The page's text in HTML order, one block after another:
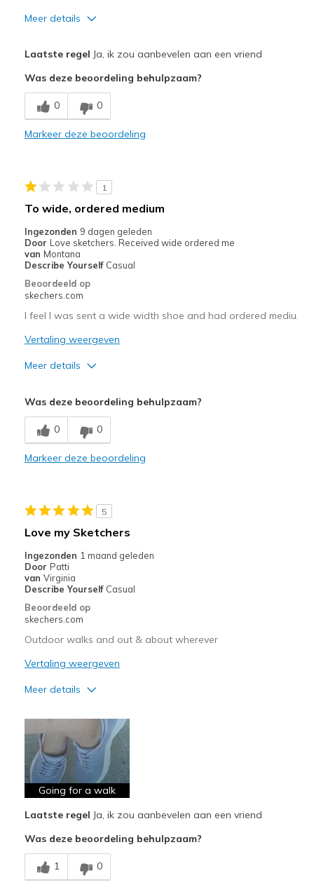
Meer details
Comfortable
Durable
Travel
Width
Feels true to width
Sizing
Feels half size too small
View On Shoes
I'm Into Shoes
Laatste regel Ja, ik zou aanbevelen aan een vriend
Was deze beoordeling behulpzaam?
0 0
Markeer deze beoordeling
1
To wide, ordered medium
Ingezonden 9 dagen geleden
Door Love sketchers. Received wide ordered me
van Montana
Describe Yourself Casual
Beoordeeld op
skechers.com
I feel I was sent a wide width shoe and had ordered mediu.
Vertaling weergeven
Meer details
Beste toepassingen
Casual Wear
Sizing
View On Shoes
Shoes are for Wearing
Was deze beoordeling behulpzaam?
0 0
Markeer deze beoordeling
5
Love my Sketchers
Ingezonden 1 maand geleden
Door Patti
van Virginia
Describe Yourself Casual
Beoordeeld op
skechers.com
Outdoor walks and out & about wherever
Vertaling weergeven
Meer details
Attractive Design
Breathe Well
Comfortable
Durable
Stylish
Beste toepassingen
Going for a walk
Laatste regel Ja, ik zou aanbevelen aan een vriend
Was deze beoordeling behulpzaam?
1 0